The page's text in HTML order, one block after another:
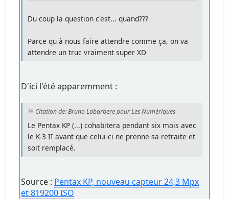
Du coup la question c'est... quand???
Parce qu à nous faire attendre comme ça, on va
attendre un truc vraiment super XD
D'ici l'été apparemment :
Citation de: Bruno Labarbere pour Les Numériques
Le Pentax KP (...) cohabitera pendant six mois avec
le K-3 II avant que celui-ci ne prenne sa retraite et
soit remplacé.
Source : Pentax KP, nouveau capteur 24,3 Mpx
et 819200 ISO